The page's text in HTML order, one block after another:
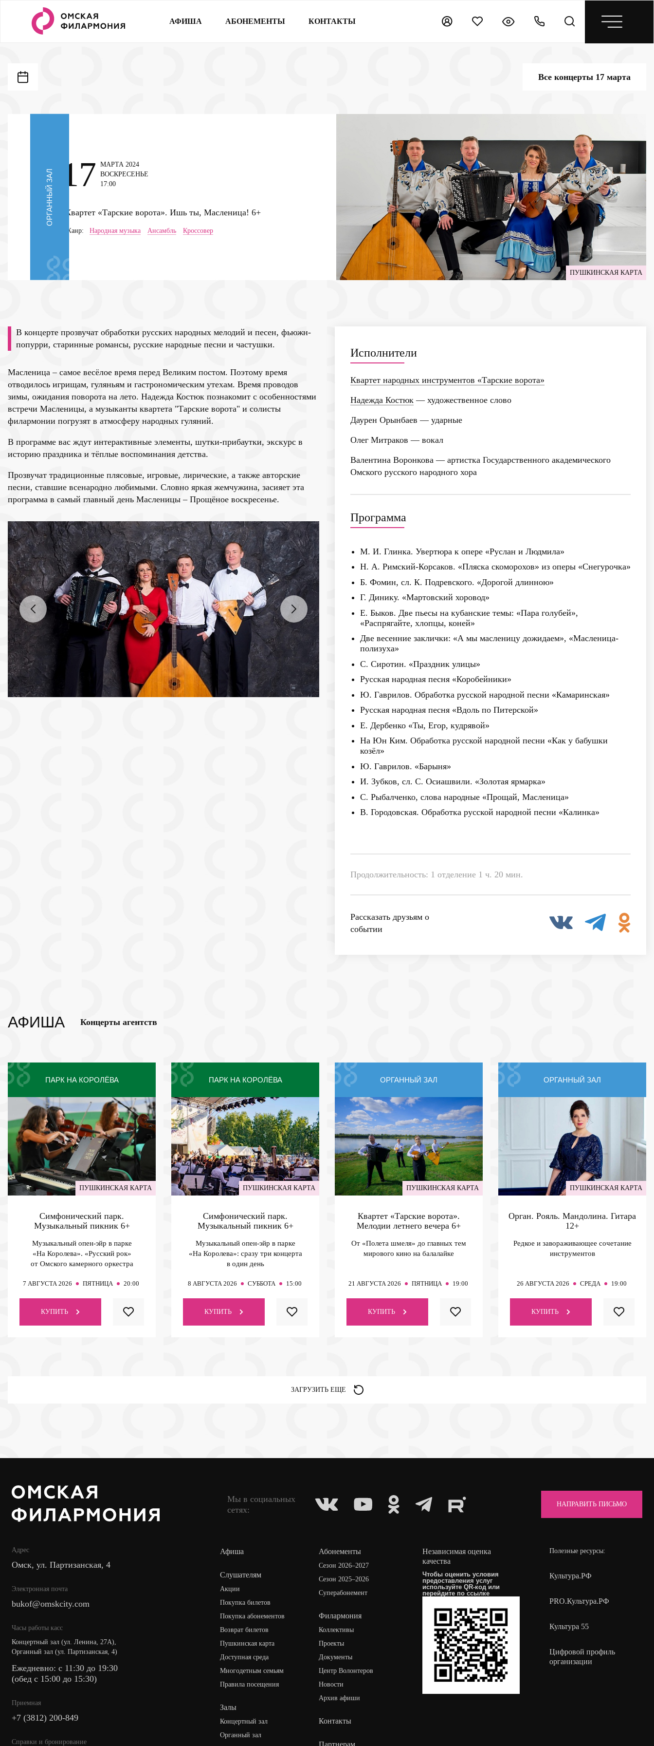
АФИША АБОНЕМЕНТЫ КОНТАКТЫ
Все концерты 17 марта
ОРГАННЫЙ ЗАЛ
ПУШКИНСКАЯ КАРТА
Квартет «Тарские ворота». Ишь ты, Масленица! 6+
Жанр: Народная музыка Ансамбль Кроссовер
17
МАРТА 2024
ВОСКРЕСЕНЬЕ
17:00
В концерте прозвучат обработки русских народных мелодий и песен, фьюжн-
попурри, старинные романсы, русские народные песни и частушки.
Масленица – самое весёлое время перед Великим постом. Поэтому время
отводилось игрищам, гуляньям и гастрономическим утехам. Время проводов
зимы, ожидания поворота на лето. Надежда Костюк познакомит с особенностями
встречи Масленицы, а музыканты квартета "Тарские ворота" и солисты
филармонии погрузят в атмосферу народных гуляний.
В программе вас ждут интерактивные элементы, шутки-прибаутки, экскурс в
историю праздника и тёплые воспоминания детства.
Прозвучат традиционные плясовые, игровые, лирические, а также авторские
песни, ставшие всенародно любимыми. Словно яркая жемчужина, засияет эта
программа в самый главный день Масленицы – Прощёное воскресенье.
Исполнители
Квартет народных инструментов «Тарские ворота»
Надежда Костюк — художественное слово
Даурен Орынбаев — ударные
Олег Митраков — вокал
Валентина Воронкова — артистка Государственного академического
Омского русского народного хора
Программа
М. И. Глинка. Увертюра к опере «Руслан и Людмила»
Н. А. Римский-Корсаков. «Пляска скоморохов» из оперы «Снегурочка»
Б. Фомин, сл. К. Подревского. «Дорогой длинною»
Г. Динику. «Мартовский хоровод»
Е. Быков. Две пьесы на кубанские темы: «Пара голубей»,
«Распрягайте, хлопцы, коней»
Две весенние заклички: «А мы масленицу дожидаем», «Масленица-
полизуха»
С. Сиротин. «Праздник улицы»
Русская народная песня «Коробейники»
Ю. Гаврилов. Обработка русской народной песни «Камаринская»
Русская народная песня «Вдоль по Питерской»
Е. Дербенко «Ты, Егор, кудрявой»
На Юн Ким. Обработка русской народной песни «Как у бабушки
козёл»
Ю. Гаврилов. «Барыня»
И. Зубков, сл. С. Осиашвили. «Золотая ярмарка»
С. Рыбалченко, слова народные «Прощай, Масленица»
В. Городовская. Обработка русской народной песни «Калинка»
Продолжительность: 1 отделение 1 ч. 20 мин.
Рассказать друзьям о
событии
АФИША Концерты агентств
ПАРК НА КОРОЛЁВА
ПУШКИНСКАЯ КАРТА
Симфонический парк.
Музыкальный пикник 6+
Музыкальный опен-эйр в парке
«На Королева». «Русский рок»
от Омского камерного оркестра
7 АВГУСТА 2026 ПЯТНИЦА 20:00
КУПИТЬ
ПАРК НА КОРОЛЁВА
ПУШКИНСКАЯ КАРТА
Симфонический парк.
Музыкальный пикник 6+
Музыкальный опен-эйр в парке
«На Королева»: сразу три концерта
в один день
8 АВГУСТА 2026 СУББОТА 15:00
КУПИТЬ
ОРГАННЫЙ ЗАЛ
ПУШКИНСКАЯ КАРТА
Квартет «Тарские ворота».
Мелодии летнего вечера 6+
От «Полета шмеля» до главных тем
мирового кино на балалайке
21 АВГУСТА 2026 ПЯТНИЦА 19:00
КУПИТЬ
ОРГАННЫЙ ЗАЛ
ПУШКИНСКАЯ КАРТА
Орган. Рояль. Мандолина. Гитара
12+
Редкое и завораживающее сочетание
инструментов
26 АВГУСТА 2026 СРЕДА 19:00
КУПИТЬ
ЗАГРУЗИТЬ ЕЩЕ
Мы в социальных
сетях:
НАПРАВИТЬ ПИСЬМО
Адрес
Омск, ул. Партизанская, 4
Электронная почта
bukof@omskcity.com
Часы работы касс
Концертный зал (ул. Ленина, 27А),
Органный зал (ул. Партизанская, 4)
Ежедневно: с 11:30 до 19:30
(обед с 15:00 до 15:30)
Приемная
+7 (3812) 200-849
Cправки и бронирование
Афиша
Слушателям
Акции
Покупка билетов
Покупка абонементов
Возврат билетов
Пушкинская карта
Доступная среда
Многодетным семьям
Правила посещения
Залы
Концертный зал
Органный зал
Абонементы
Сезон 2026–2027
Сезон 2025–2026
Суперабонемент
Филармония
Коллективы
Проекты
Документы
Центр Волонтеров
Новости
Архив афиши
Контакты
Независимая оценка
качества
Чтобы оценить условия
предоставления услуг
используйте QR-код или
перейдите поссылке
Полезные ресурсы:
Культура.РФ
PRO.Культура.РФ
Культура 55
Цифровой профиль
организации